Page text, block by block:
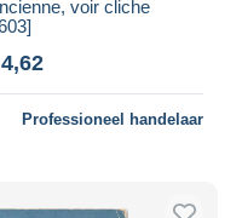
voir cliche
Professioneel handelaar